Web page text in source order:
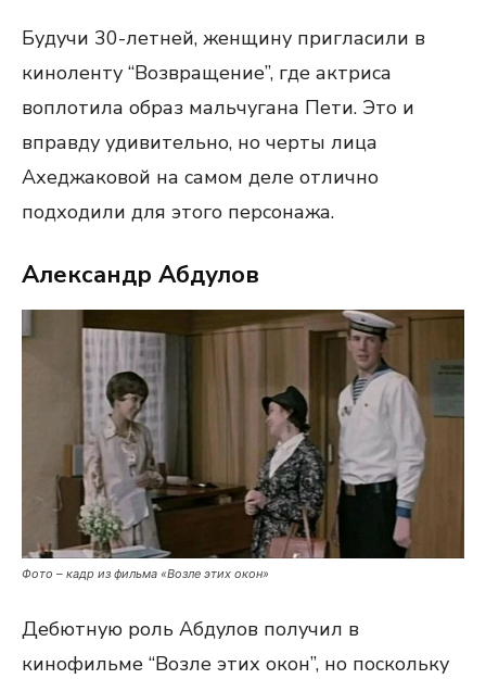
Будучи 30-летней, женщину пригласили в
киноленту “Возвращение”, где актриса
воплотила образ мальчугана Пети. Это и
вправду удивительно, но черты лица
Ахеджаковой на самом деле отлично
подходили для этого персонажа.
Александр Абдулов
Фото – кадр из фильма «Возле этих окон»
Дебютную роль Абдулов получил в
кинофильме “Возле этих окон”, но поскольку